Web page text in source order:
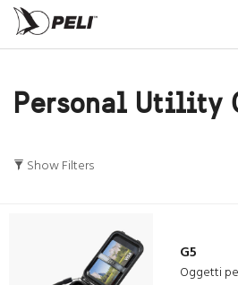
Personal Utility
Show Filters
G5
Oggetti